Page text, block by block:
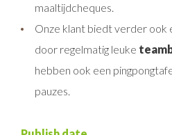
maaltijdcheques.
Onze klant biedt verder ook
door regelmatig leuke
hebben ook een
pauzes.